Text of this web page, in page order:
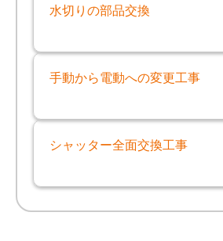
水切りの部品交換
手動から電動への変更工事
シャッター全面交換工事